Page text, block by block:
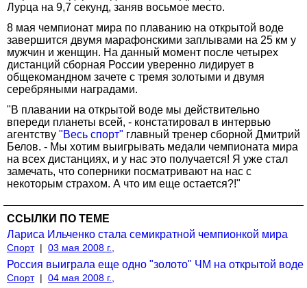
Лурца на 9,7 секунд, заняв восьмое место.
8 мая чемпионат мира по плаванию на открытой воде
завершится двумя марафонскими заплывами на 25 км у
мужчин и женщин. На данный момент после четырех
дистанций сборная России уверенно лидирует в
общекомандном зачете с тремя золотыми и двумя
серебряными наградами.
"В плавании на открытой воде мы действительно
впереди планеты всей, - констатировал в интервью
агентству "Весь спорт" главный тренер сборной Дмитрий
Белов. - Мы хотим выигрывать медали чемпионата мира
на всех дистанциях, и у нас это получается! Я уже стал
замечать, что соперники посматривают на нас с
некоторым страхом. А что им еще остается?!"
ССЫЛКИ ПО ТЕМЕ
Лариса Ильченко стала семикратной чемпионкой мира
Спорт | 03 мая 2008 г.,
Россия выиграла еще одно "золото" ЧМ на открытой воде
Спорт | 04 мая 2008 г.,